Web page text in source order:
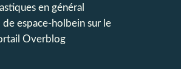
en général
de espace-holbein sur le
Overblog